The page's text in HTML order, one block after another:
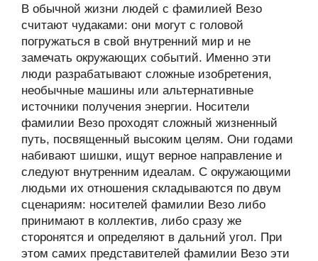
В обычной жизни людей с фамилией Везо
считают чудаками: они могут с головой
погружаться в свой внутренний мир и не
замечать окружающих событий. Именно эти
люди разрабатывают сложные изобретения,
необычные машины или альтернативные
источники получения энергии. Носители
фамилии Везо проходят сложный жизненный
путь, посвященный высоким целям. Они годами
набивают шишки, ищут верное направление и
следуют внутренним идеалам. С окружающими
людьми их отношения складываются по двум
сценариям: носителей фамилии Везо либо
принимают в коллектив, либо сразу же
сторонятся и определяют в дальний угол. При
этом самих представителей фамилии Везо эти